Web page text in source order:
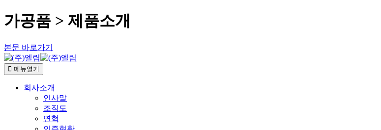
가공품 > 제품소개
본문 바로가기
메뉴열기
회사소개
인사말
조직도
연혁